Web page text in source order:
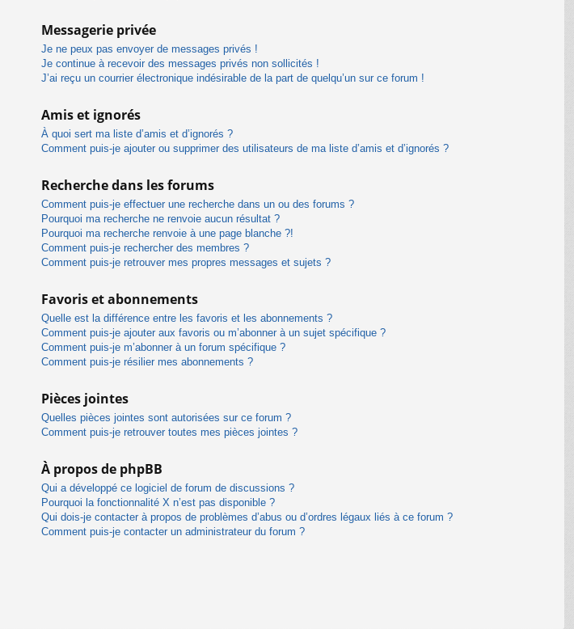
Messagerie privée
Je ne peux pas envoyer de messages privés !
Je continue à recevoir des messages privés non sollicités !
J’ai reçu un courrier électronique indésirable de la part de quelqu’un sur ce forum !
Amis et ignorés
À quoi sert ma liste d’amis et d’ignorés ?
Comment puis-je ajouter ou supprimer des utilisateurs de ma liste d’amis et d’ignorés ?
Recherche dans les forums
Comment puis-je effectuer une recherche dans un ou des forums ?
Pourquoi ma recherche ne renvoie aucun résultat ?
Pourquoi ma recherche renvoie à une page blanche ?!
Comment puis-je rechercher des membres ?
Comment puis-je retrouver mes propres messages et sujets ?
Favoris et abonnements
Quelle est la différence entre les favoris et les abonnements ?
Comment puis-je ajouter aux favoris ou m’abonner à un sujet spécifique ?
Comment puis-je m’abonner à un forum spécifique ?
Comment puis-je résilier mes abonnements ?
Pièces jointes
Quelles pièces jointes sont autorisées sur ce forum ?
Comment puis-je retrouver toutes mes pièces jointes ?
À propos de phpBB
Qui a développé ce logiciel de forum de discussions ?
Pourquoi la fonctionnalité X n’est pas disponible ?
Qui dois-je contacter à propos de problèmes d’abus ou d’ordres légaux liés à ce forum ?
Comment puis-je contacter un administrateur du forum ?